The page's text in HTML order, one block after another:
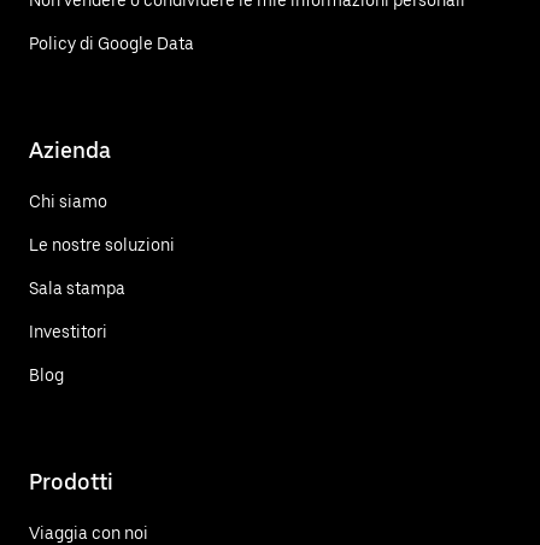
Policy di Google Data
Azienda
Chi siamo
Le nostre soluzioni
Sala stampa
Investitori
Blog
Prodotti
Viaggia con noi